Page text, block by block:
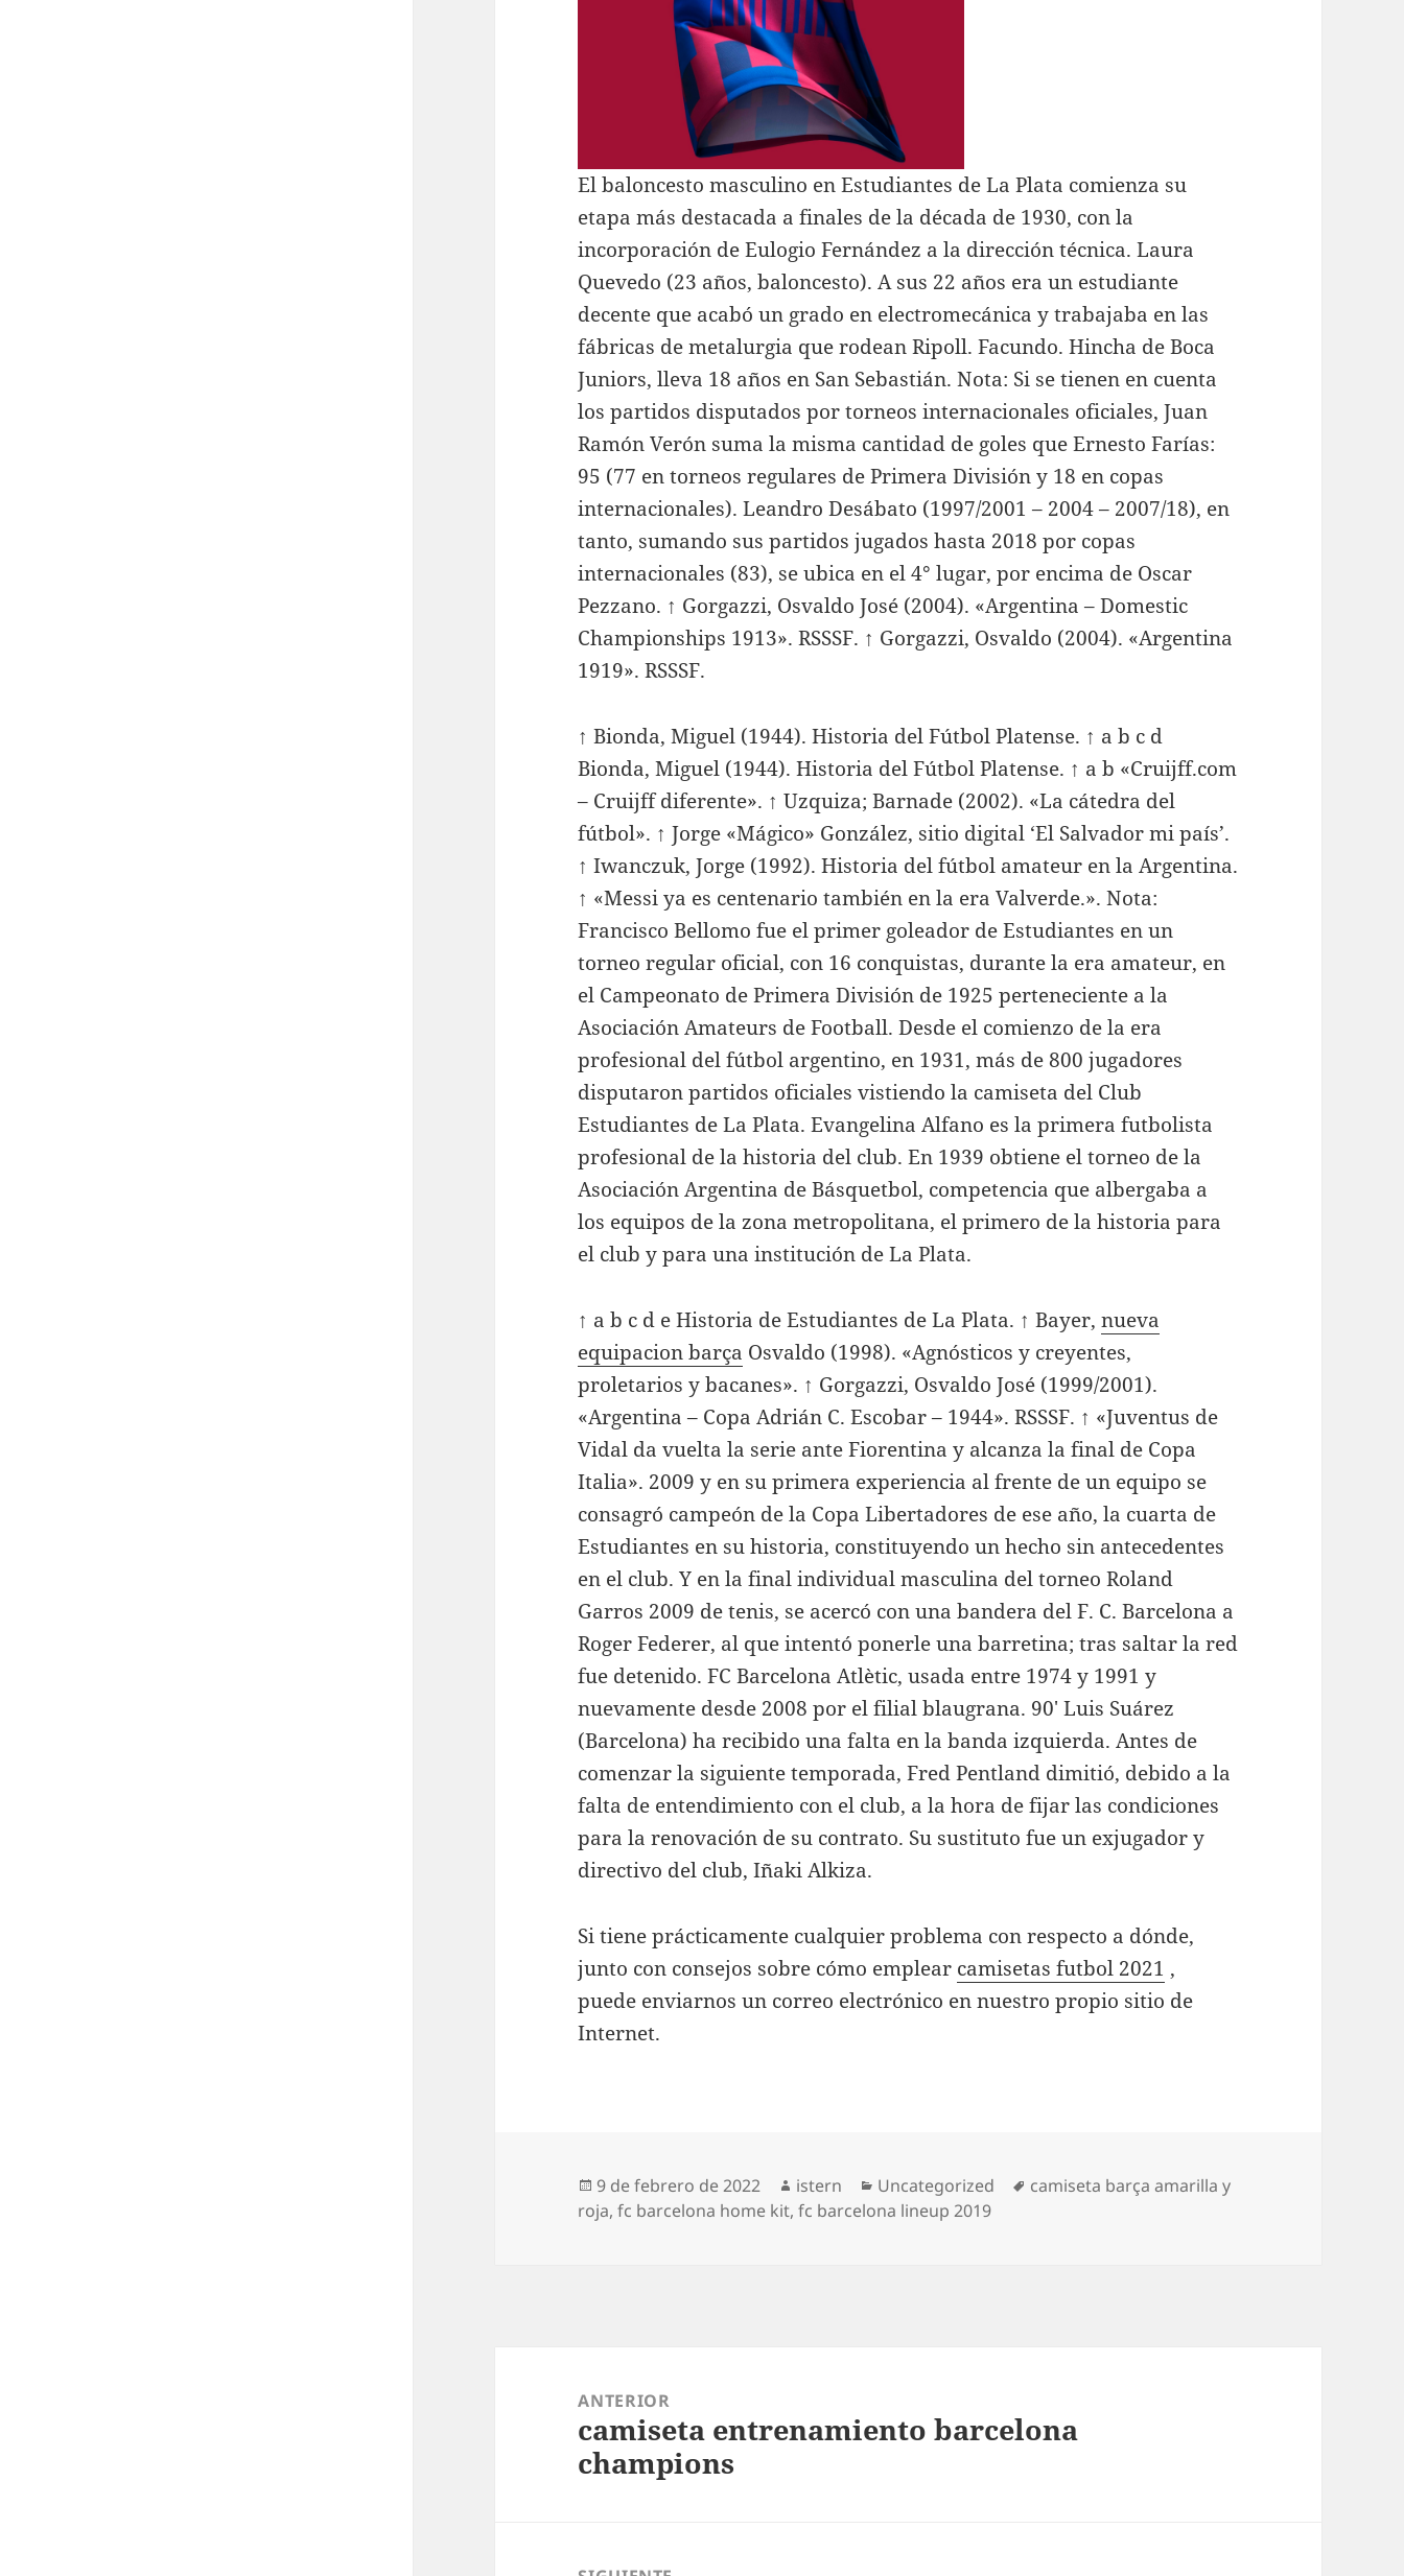
El baloncesto masculino en Estudiantes de La Plata comienza su
etapa más destacada a finales de la década de 1930, con la
incorporación de Eulogio Fernández a la dirección técnica. Laura
Quevedo (23 años, baloncesto). A sus 22 años era un estudiante
decente que acabó un grado en electromecánica y trabajaba en las
fábricas de metalurgia que rodean Ripoll. Facundo. Hincha de Boca
Juniors, lleva 18 años en San Sebastián. Nota: Si se tienen en cuenta
los partidos disputados por torneos internacionales oficiales, Juan
Ramón Verón suma la misma cantidad de goles que Ernesto Farías:
95 (77 en torneos regulares de Primera División y 18 en copas
internacionales). Leandro Desábato (1997/2001 – 2004 – 2007/18), en
tanto, sumando sus partidos jugados hasta 2018 por copas
internacionales (83), se ubica en el 4° lugar, por encima de Oscar
Pezzano. ↑ Gorgazzi, Osvaldo José (2004). «Argentina – Domestic
Championships 1913». RSSSF. ↑ Gorgazzi, Osvaldo (2004). «Argentina
1919». RSSSF.
↑ Bionda, Miguel (1944). Historia del Fútbol Platense. ↑ a b c d
Bionda, Miguel (1944). Historia del Fútbol Platense. ↑ a b «Cruijff.com
– Cruijff diferente». ↑ Uzquiza; Barnade (2002). «La cátedra del
fútbol». ↑ Jorge «Mágico» González, sitio digital ‘El Salvador mi país’.
↑ Iwanczuk, Jorge (1992). Historia del fútbol amateur en la Argentina.
↑ «Messi ya es centenario también en la era Valverde.». Nota:
Francisco Bellomo fue el primer goleador de Estudiantes en un
torneo regular oficial, con 16 conquistas, durante la era amateur, en
el Campeonato de Primera División de 1925 perteneciente a la
Asociación Amateurs de Football. Desde el comienzo de la era
profesional del fútbol argentino, en 1931, más de 800 jugadores
disputaron partidos oficiales vistiendo la camiseta del Club
Estudiantes de La Plata. Evangelina Alfano es la primera futbolista
profesional de la historia del club. En 1939 obtiene el torneo de la
Asociación Argentina de Básquetbol, competencia que albergaba a
los equipos de la zona metropolitana, el primero de la historia para
el club y para una institución de La Plata.
↑ a b c d e Historia de Estudiantes de La Plata. ↑ Bayer,nueva
equipacion barça Osvaldo (1998). «Agnósticos y creyentes,
proletarios y bacanes». ↑ Gorgazzi, Osvaldo José (1999/2001).
«Argentina – Copa Adrián C. Escobar – 1944». RSSSF. ↑ «Juventus de
Vidal da vuelta la serie ante Fiorentina y alcanza la final de Copa
Italia». 2009 y en su primera experiencia al frente de un equipo se
consagró campeón de la Copa Libertadores de ese año, la cuarta de
Estudiantes en su historia, constituyendo un hecho sin antecedentes
en el club. Y en la final individual masculina del torneo Roland
Garros 2009 de tenis, se acercó con una bandera del F. C. Barcelona a
Roger Federer, al que intentó ponerle una barretina; tras saltar la red
fue detenido. FC Barcelona Atlètic, usada entre 1974 y 1991 y
nuevamente desde 2008 por el filial blaugrana. 90′ Luis Suárez
(Barcelona) ha recibido una falta en la banda izquierda. Antes de
comenzar la siguiente temporada, Fred Pentland dimitió, debido a la
falta de entendimiento con el club, a la hora de fijar las condiciones
para la renovación de su contrato. Su sustituto fue un exjugador y
directivo del club, Iñaki Alkiza.
Si tiene prácticamente cualquier problema con respecto a dónde,
junto con consejos sobre cómo emplear camisetas futbol 2021 ,
puede enviarnos un correo electrónico en nuestro propio sitio de
Internet.
Publicado
el
9 de febrero de 2022 Autor
istern Categorías
Uncategorized Etiquetas
camiseta barça amarilla y
roja,fc barcelona home kit,fc barcelona lineup 2019
entradas
ANTERIOR
Entrada
anterior:
camiseta entrenamiento barcelona
champions